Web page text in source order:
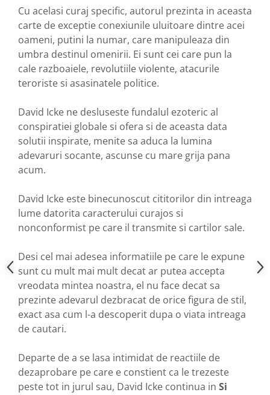
Cu acelasi curaj specific, autorul prezinta in aceasta
carte de exceptie conexiunile uluitoare dintre acei
oameni, putini la numar, care manipuleaza din
umbra destinul omenirii. Ei sunt cei care pun la
cale razboaiele, revolutiile violente, atacurile
teroriste si asasinatele politice.
David Icke ne desluseste fundalul ezoteric al
conspiratiei globale si ofera si de aceasta data
solutii inspirate, menite sa aduca la lumina
adevaruri socante, ascunse cu mare grija pana
acum.
David Icke este binecunoscut cititorilor din intreaga
lume datorita caracterului curajos si
nonconformist pe care il transmite si cartilor sale.
Desi cel mai adesea informatiile pe care le expune
sunt cu mult mai mult decat ar putea accepta
vreodata mintea noastra, el nu face decat sa
prezinte adevarul dezbracat de orice figura de stil,
exact asa cum l-a descoperit dupa o viata intreaga
de cautari.
Departe de a se lasa intimidat de reactiile de
dezaprobare pe care e constient ca le trezeste
peste tot in jurul sau, David Icke continua in Si